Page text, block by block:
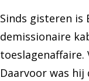
Sinds gisteren is
demissionaire
toeslagenaffaire.
Daarvoor was hij